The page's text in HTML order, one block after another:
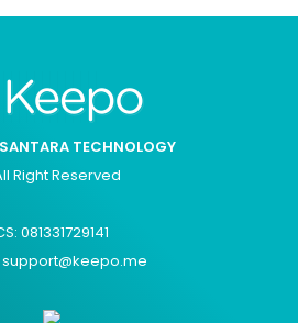
TECHNOLOGY
Right Reserved
081331729141
support@keepo.me